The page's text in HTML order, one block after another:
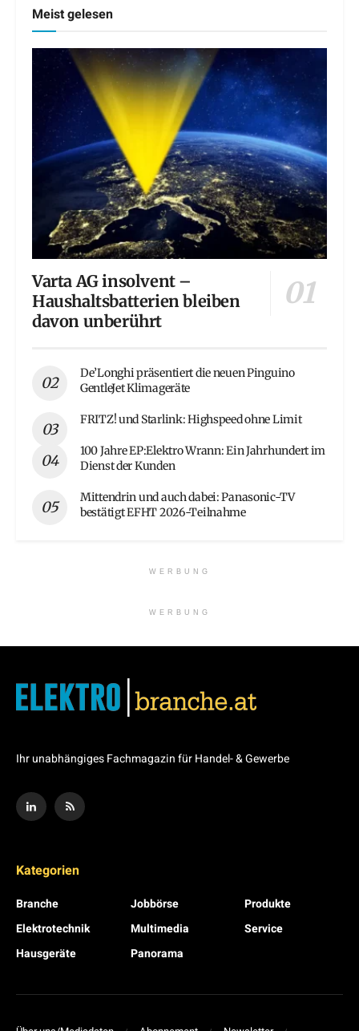
Meist gelesen
Varta AG insolvent –
Haushaltsbatterien bleiben
davon unberührt
De’Longhi präsentiert die neuen Pinguino
GentleJet Klimageräte
FRITZ! und Starlink: Highspeed ohne Limit
100 Jahre EP:Elektro Wrann: Ein Jahrhundert im
Dienst der Kunden
Mittendrin und auch dabei: Panasonic-TV
bestätigt EFHT 2026-Teilnahme
WERBUNG
WERBUNG
Ihr unabhängiges Fachmagazin für Handel- & Gewerbe
Kategorien
Branche
Elektrotechnik
Hausgeräte
Jobbörse
Multimedia
Panorama
Produkte
Service